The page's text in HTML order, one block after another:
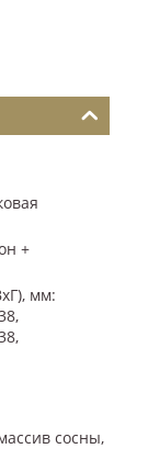
+
мм:
сосны,